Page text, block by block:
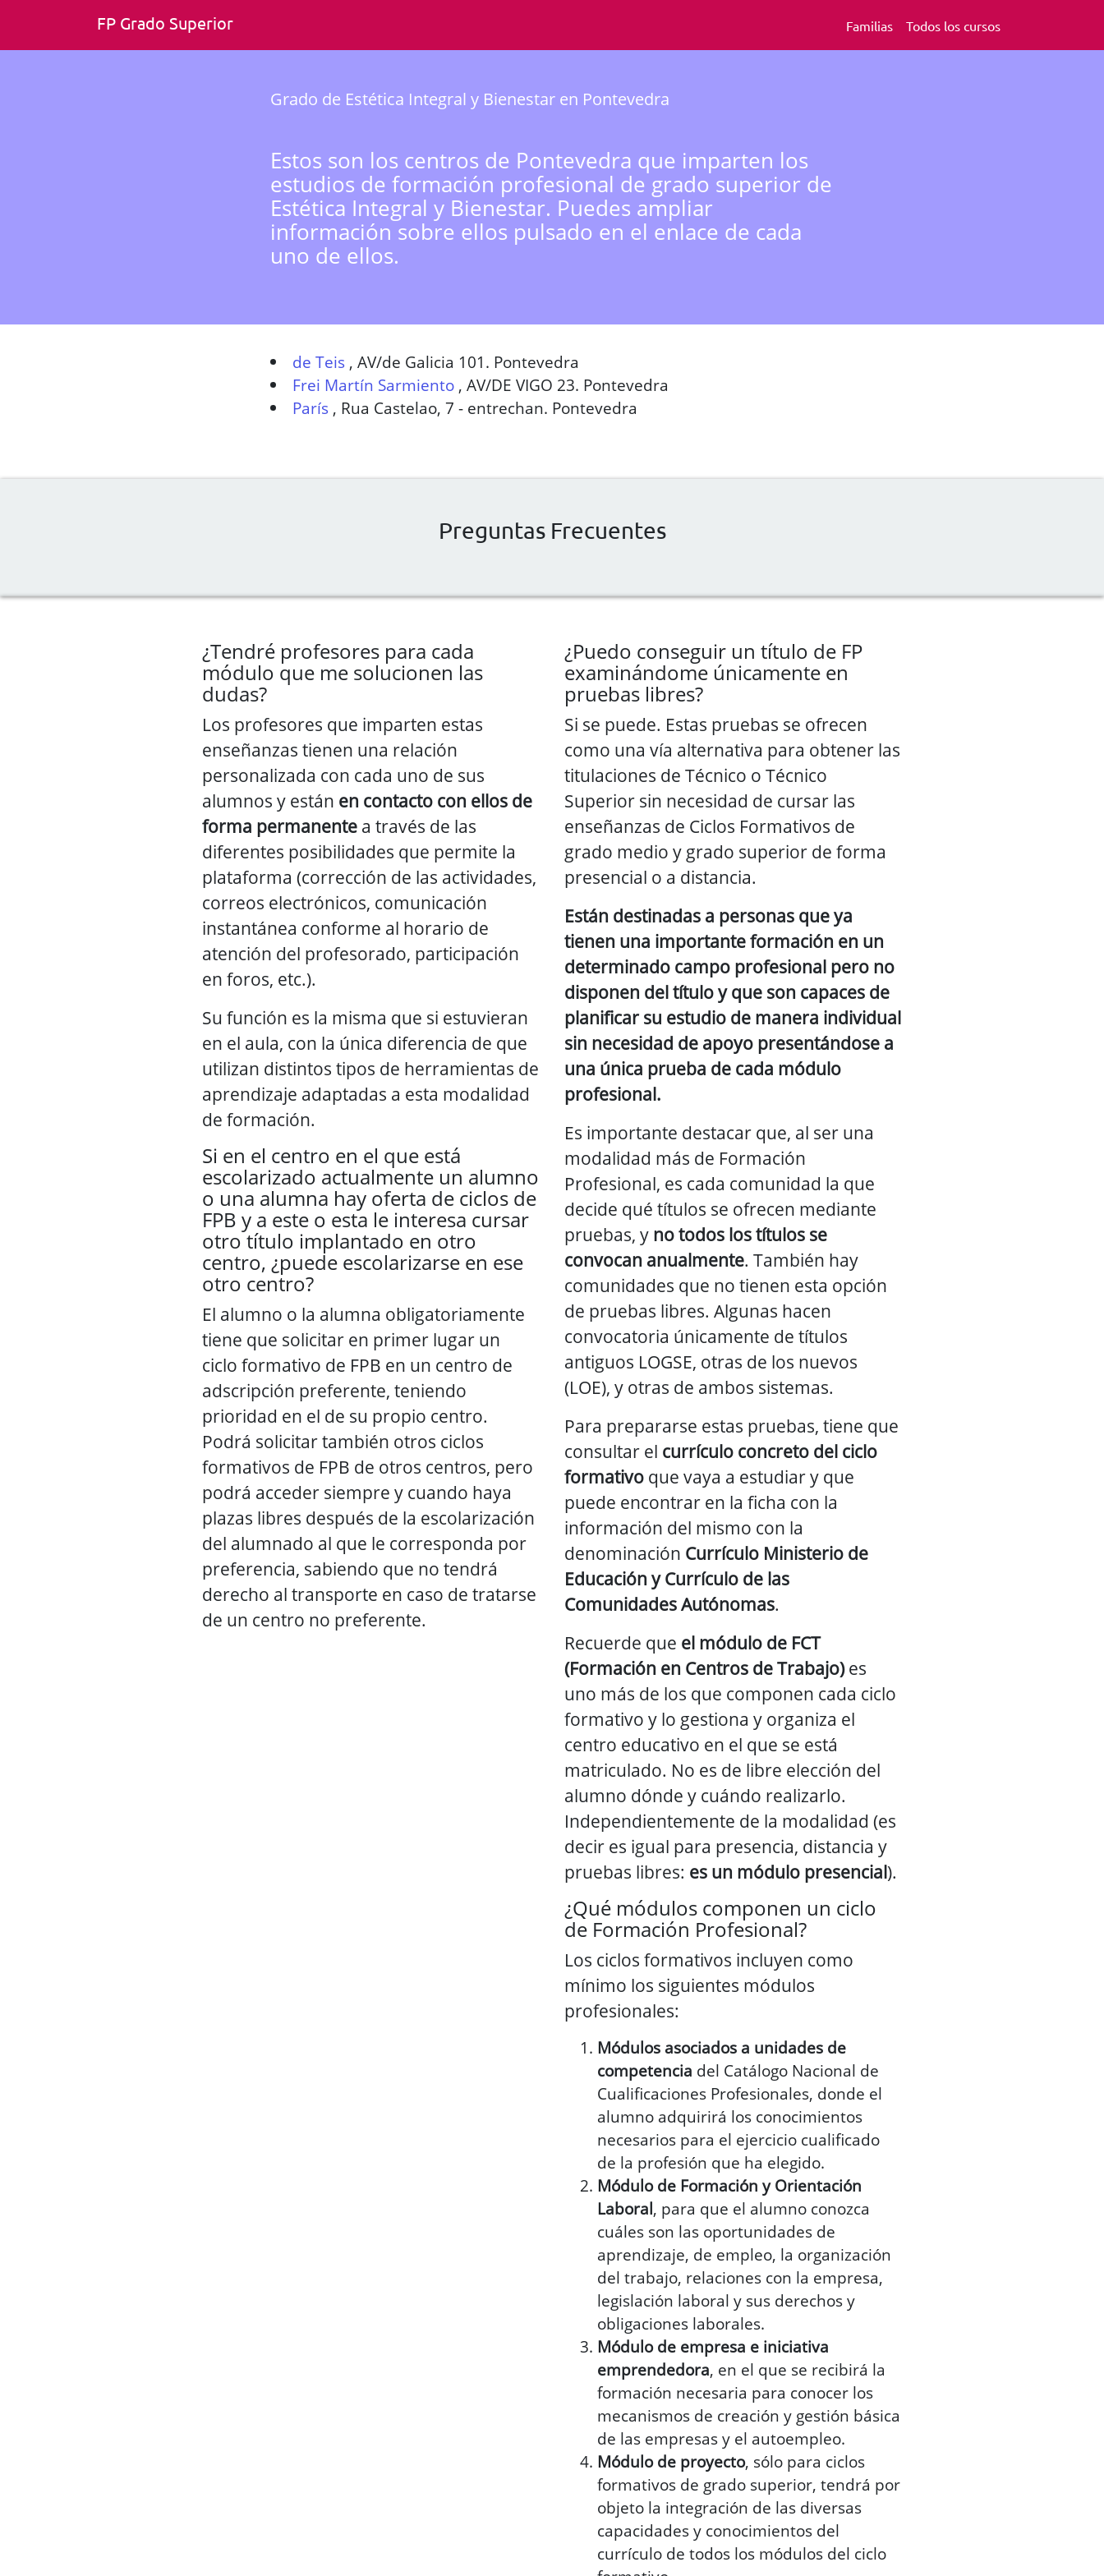
FP Grado Superior Familias Todos los cursos
Grado de Estética Integral y Bienestar en Pontevedra
Estos son los centros de Pontevedra que imparten los
estudios de formación profesional de grado superior de
Estética Integral y Bienestar. Puedes ampliar
información sobre ellos pulsado en el enlace de cada
uno de ellos.
de Teis , AV/de Galicia 101. Pontevedra
Frei Martín Sarmiento , AV/DE VIGO 23. Pontevedra
París , Rua Castelao, 7 - entrechan. Pontevedra
Preguntas Frecuentes
¿Tendré profesores para cada
módulo que me solucionen las
dudas?
Los profesores que imparten estas
enseñanzas tienen una relación
personalizada con cada uno de sus
alumnos y están en contacto con ellos de
forma permanente a través de las
diferentes posibilidades que permite la
plataforma (corrección de las actividades,
correos electrónicos, comunicación
instantánea conforme al horario de
atención del profesorado, participación
en foros, etc.).
Su función es la misma que si estuvieran
en el aula, con la única diferencia de que
utilizan distintos tipos de herramientas de
aprendizaje adaptadas a esta modalidad
de formación.
Si en el centro en el que está
escolarizado actualmente un alumno
o una alumna hay oferta de ciclos de
FPB y a este o esta le interesa cursar
otro título implantado en otro
centro, ¿puede escolarizarse en ese
otro centro?
El alumno o la alumna obligatoriamente
tiene que solicitar en primer lugar un
ciclo formativo de FPB en un centro de
adscripción preferente, teniendo
prioridad en el de su propio centro.
Podrá solicitar también otros ciclos
formativos de FPB de otros centros, pero
podrá acceder siempre y cuando haya
plazas libres después de la escolarización
del alumnado al que le corresponda por
preferencia, sabiendo que no tendrá
derecho al transporte en caso de tratarse
de un centro no preferente.
¿Puedo conseguir un título de FP
examinándome únicamente en
pruebas libres?
Si se puede. Estas pruebas se ofrecen
como una vía alternativa para obtener las
titulaciones de Técnico o Técnico
Superior sin necesidad de cursar las
enseñanzas de Ciclos Formativos de
grado medio y grado superior de forma
presencial o a distancia.
Están destinadas a personas que ya
tienen una importante formación en un
determinado campo profesional pero no
disponen del título y que son capaces de
planificar su estudio de manera individual
sin necesidad de apoyo presentándose a
una única prueba de cada módulo
profesional.
Es importante destacar que, al ser una
modalidad más de Formación
Profesional, es cada comunidad la que
decide qué títulos se ofrecen mediante
pruebas, y no todos los títulos se
convocan anualmente. También hay
comunidades que no tienen esta opción
de pruebas libres. Algunas hacen
convocatoria únicamente de títulos
antiguos LOGSE, otras de los nuevos
(LOE), y otras de ambos sistemas.
Para prepararse estas pruebas, tiene que
consultar el currículo concreto del ciclo
formativo que vaya a estudiar y que
puede encontrar en la ficha con la
información del mismo con la
denominación Currículo Ministerio de
Educación y Currículo de las
Comunidades Autónomas.
Recuerde que el módulo de FCT
(Formación en Centros de Trabajo)es
uno más de los que componen cada ciclo
formativo y lo gestiona y organiza el
centro educativo en el que se está
matriculado. No es de libre elección del
alumno dónde y cuándo realizarlo.
Independientemente de la modalidad (es
decir es igual para presencia, distancia y
pruebas libres: es un módulo presencial).
¿Qué módulos componen un ciclo
de Formación Profesional?
Los ciclos formativos incluyen como
mínimo los siguientes módulos
profesionales:
Módulos asociados a unidades de
competencia del Catálogo Nacional de
Cualificaciones Profesionales, donde el
alumno adquirirá los conocimientos
necesarios para el ejercicio cualificado
de la profesión que ha elegido.
Módulo de Formación y Orientación
Laboral, para que el alumno conozca
cuáles son las oportunidades de
aprendizaje, de empleo, la organización
del trabajo, relaciones con la empresa,
legislación laboral y sus derechos y
obligaciones laborales.
Módulo de empresa e iniciativa
emprendedora, en el que se recibirá la
formación necesaria para conocer los
mecanismos de creación y gestión básica
de las empresas y el autoempleo.
Módulo de proyecto, sólo para ciclos
formativos de grado superior, tendrá por
objeto la integración de las diversas
capacidades y conocimientos del
currículo de todos los módulos del ciclo